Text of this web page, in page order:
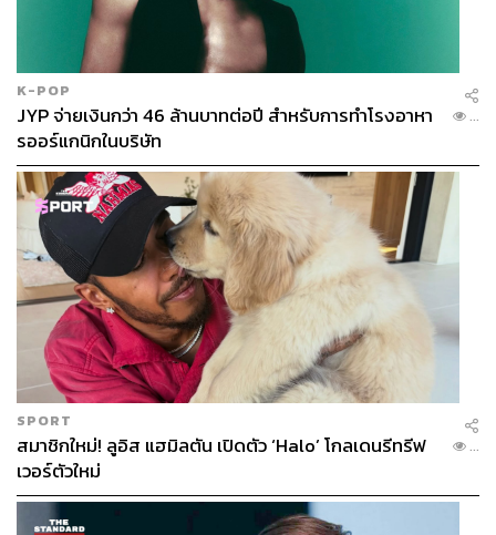
K-POP
JYP จ่ายเงินกว่า 46 ล้านบาทต่อปี สำหรับการทำโรงอาหา
รออร์แกนิกในบริษัท
...
SPORT
สมาชิกใหม่! ลูอิส แฮมิลตัน เปิดตัว ‘Halo’ โกลเดนรีทรีฟ
เวอร์ตัวใหม่
...